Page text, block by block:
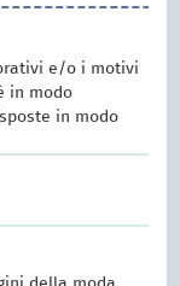
e/o i motivi
in modo
in modo